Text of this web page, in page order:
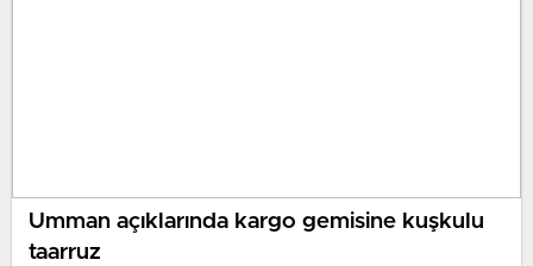
Umman açıklarında kargo gemisine kuşkulu
taarruz